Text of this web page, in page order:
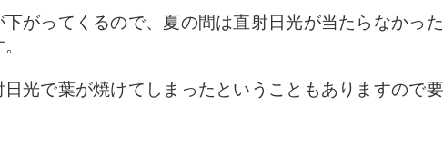
がってくるので、夏の間は直射日光が当たらなかっ
光で葉が焼けてしまったということもありますので